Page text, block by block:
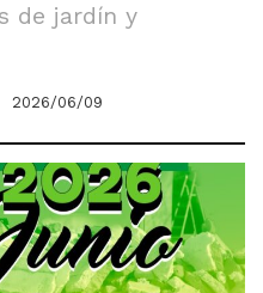
de jardín y
2026/06/09